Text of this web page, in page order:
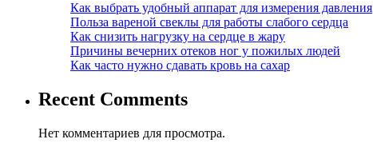
Как выбрать удобный аппарат для измерения давления
Польза вареной свеклы для работы слабого сердца
Как снизить нагрузку на сердце в жару
Причины вечерних отеков ног у пожилых людей
Как часто нужно сдавать кровь на сахар
Recent Comments
Нет комментариев для просмотра.